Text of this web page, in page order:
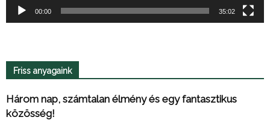
00:00 35:02
Friss anyagaink
Három nap, számtalan élmény és egy fantasztikus
közösség!